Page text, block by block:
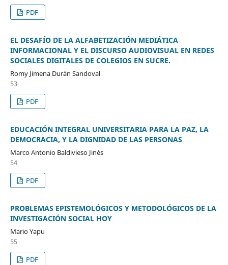
PDF
EL DESAFÍO DE LA ALFABETIZACIÓN MEDIÁTICA
INFORMACIONAL Y EL DISCURSO AUDIOVISUAL EN REDES
SOCIALES DIGITALES DE COLEGIOS EN SUCRE.
Romy Jimena Durán Sandoval
53
PDF
EDUCACIÓN INTEGRAL UNIVERSITARIA PARA LA PAZ, LA
DEMOCRACIA, Y LA DIGNIDAD DE LAS PERSONAS
Marco Antonio Baldivieso Jinés
54
PDF
PROBLEMAS EPISTEMOLÓGICOS Y METODOLÓGICOS DE LA
INVESTIGACIÓN SOCIAL HOY
Mario Yapu
55
PDF